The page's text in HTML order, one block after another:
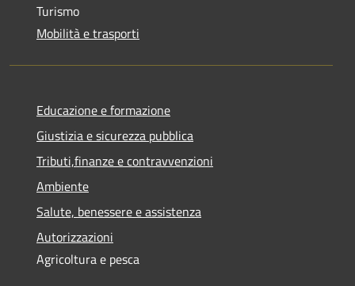
Turismo
Mobilità e trasporti
Educazione e formazione
Giustizia e sicurezza pubblica
Tributi,finanze e contravvenzioni
Ambiente
Salute, benessere e assistenza
Autorizzazioni
Agricoltura e pesca